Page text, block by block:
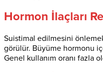
Hormon İlaçları
Suistimal edilmesini önlemek
görülür. Büyüme hormonu
Genel kullanım oranı fazla